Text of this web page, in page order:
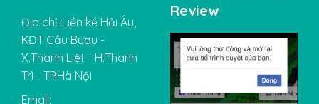
Địa chỉ: Liền kề Hải Âu,
KĐT Cầu Bươu -
X.Thanh Liệt - H.Thanh
Trì - TP.Hà Nội
Email:
Review